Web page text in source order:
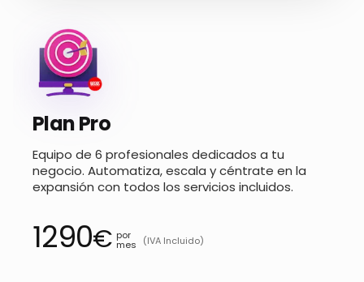
Plan Pro
Equipo de 6 profesionales dedicados a tu
negocio. Automatiza, escala y céntrate en la
expansión con todos los servicios incluidos.
1290€ por
mes (IVA Incluido)